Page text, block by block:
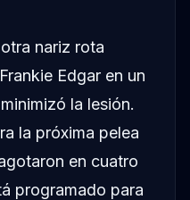
nariz rota
Edgar en un
la lesión.
la próxima pelea
en cuatro
programado para